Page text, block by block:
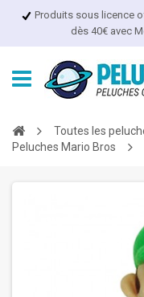
Produits sous licence
dès 40€ avec
Toutes les
Peluches Mario Bros